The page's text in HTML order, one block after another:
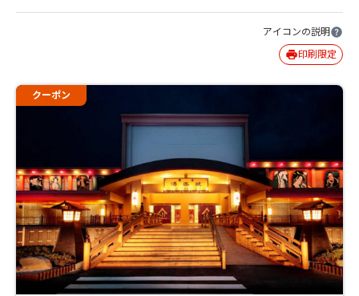
アイコンの説明
印刷限定
クーポン